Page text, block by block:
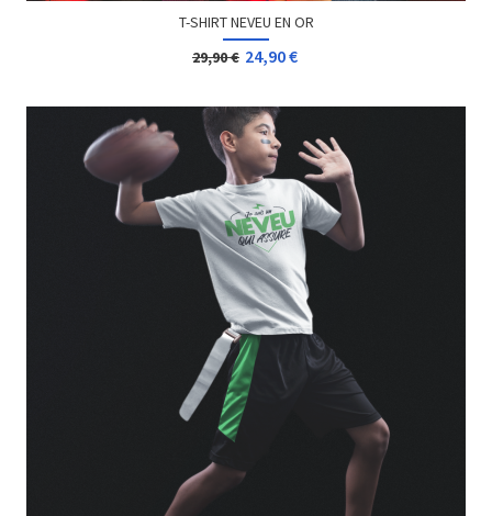
T-SHIRT NEVEU EN OR
29,90 € 24,90 €